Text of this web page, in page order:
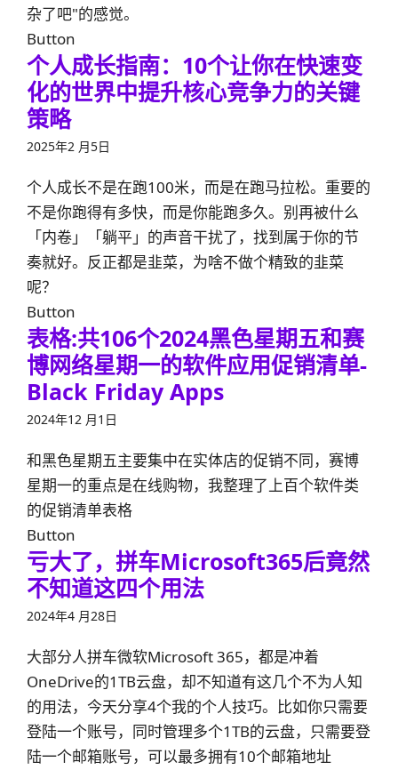
杂了吧"的感觉。
Button
个人成长指南：10个让你在快速变
化的世界中提升核心竞争力的关键
策略
2025年2 月5日
个人成长不是在跑100米，而是在跑马拉松。重要的
不是你跑得有多快，而是你能跑多久。别再被什么
「内卷」「躺平」的声音干扰了，找到属于你的节
奏就好。反正都是韭菜，为啥不做个精致的韭菜
呢？
Button
表格:共106个2024黑色星期五和赛
博网络星期一的软件应用促销清单-
Black Friday Apps
2024年12 月1日
和黑色星期五主要集中在实体店的促销不同，赛博
星期一的重点是在线购物，我整理了上百个软件类
的促销清单表格
Button
亏大了，拼车Microsoft365后竟然
不知道这四个用法
2024年4 月28日
大部分人拼车微软Microsoft 365，都是冲着
OneDrive的1TB云盘，却不知道有这几个不为人知
的用法，今天分享4个我的个人技巧。比如你只需要
登陆一个账号，同时管理多个1TB的云盘，只需要登
陆一个邮箱账号，可以最多拥有10个邮箱地址